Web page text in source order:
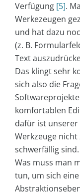
Verfügung [5].
Werkezeugen
und hat dazu
(z. B.
Text
Das klingt sehr
sich also die
komfortablen
dafür ist unserer
Werkzeuge
schwerfällig sind.
Was muss man
tun, um sich